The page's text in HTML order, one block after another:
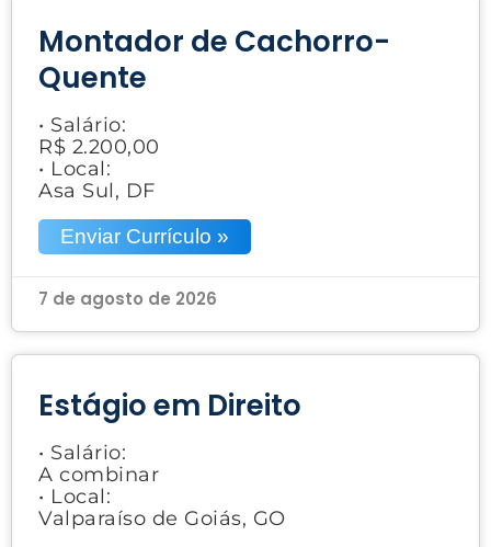
Montador de Cachorro-
Quente
• Salário:
R$ 2.200,00
• Local:
Asa Sul, DF
Enviar Currículo »
7 de agosto de 2026
Estágio em Direito
• Salário:
A combinar
• Local:
Valparaíso de Goiás, GO